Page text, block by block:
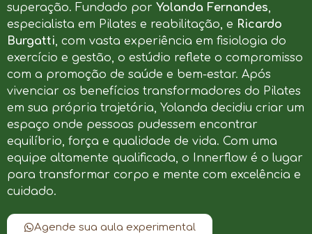
superação. Fundado por Yolanda Fernandes,
especialista em Pilates e reabilitação, e Ricardo
Burgatti, com vasta experiência em fisiologia do
exercício e gestão, o estúdio reflete o compromisso
com a promoção de saúde e bem-estar. Após
vivenciar os benefícios transformadores do Pilates
em sua própria trajetória, Yolanda decidiu criar um
espaço onde pessoas pudessem encontrar
equilíbrio, força e qualidade de vida. Com uma
equipe altamente qualificada, o Innerflow é o lugar
para transformar corpo e mente com excelência e
cuidado.
Agende sua aula experimental